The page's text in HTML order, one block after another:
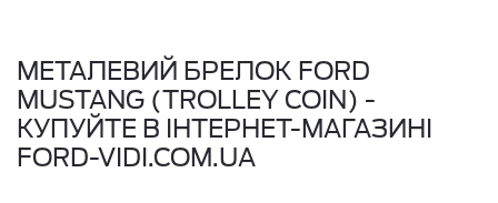
МЕТАЛЕВИЙ БРЕЛОК FORD
MUSTANG (TROLLEY COIN) -
КУПУЙТЕ В ІНТЕРНЕТ-МАГАЗИНІ
FORD-VIDI.COM.UA